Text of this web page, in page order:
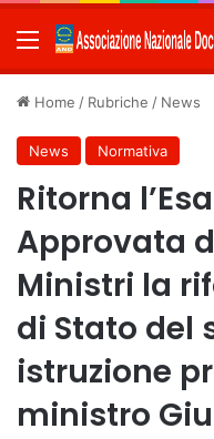
Menu
Home / Rubriche / News
News Normativa
Ritorna
Approvata
Ministri la
di Stato del
istruzione
ministro